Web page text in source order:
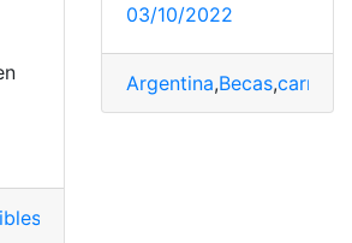
03/10/2022
Argentina,Becas,carrera